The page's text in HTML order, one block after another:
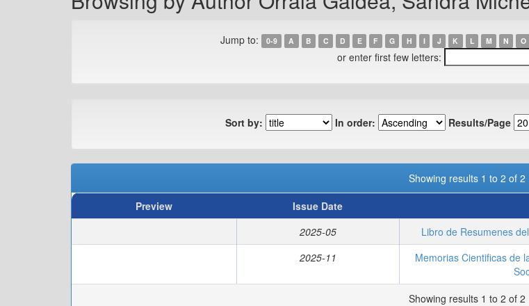
Jump to: 0-9 A B C D E F G H I J K L M N O
or enter first few letters:
Sort by: In order: Results/Page
Showing results 1 to 2 of 2
Preview
Issue Date
2025-05
Libro de Resumenes
2025-11
Memorias Cientificas de
Showing results 1 to 2 of 2